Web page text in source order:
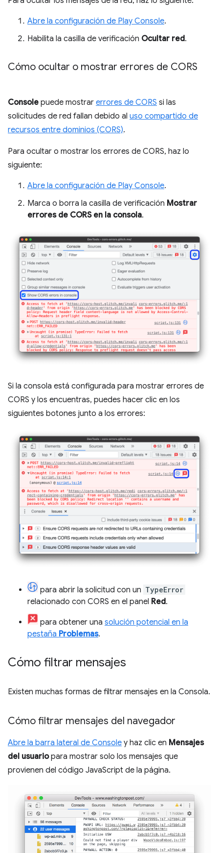
Abre la configuración de Play Console.
Habilita la casilla de verificación Ocultar red.
Cómo ocultar o mostrar errores de CORS
Console puede mostrar errores de CORS si las
solicitudes de red fallan debido al uso compartido de
recursos entre dominios (CORS).
Para ocultar o mostrar los errores de CORS, haz lo
siguiente:
Abre la configuración de Play Console.
Marca o borra la casilla de verificación Mostrar
errores de CORS en la consola.
Si la consola está configurada para mostrar errores de
CORS y los encuentras, puedes hacer clic en los
siguientes botones junto a los errores:
para abrir la solicitud con un TypeError
relacionado con CORS en el panel Red.
para obtener una solución potencial en la
pestaña Problemas.
Cómo filtrar mensajes
Existen muchas formas de filtrar mensajes en la Consola.
Cómo filtrar mensajes del navegador
Abre la barra lateral de Console y haz clic en Mensajes
del usuariopara mostrar solo los mensajes que
provienen del código JavaScript de la página.